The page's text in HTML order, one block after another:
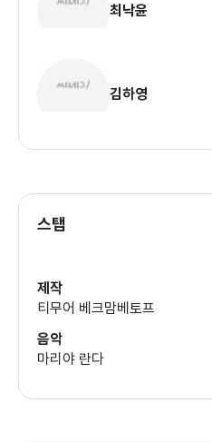
최낙윤
김하영
스탭
제작
티무어 베크맘베토프
음악
마리야 란다